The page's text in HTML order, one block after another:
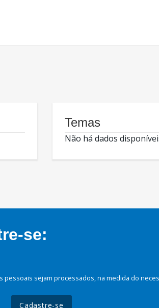
Temas
Não há dados
se:
sejam processados, na medida do
Cadastre-se